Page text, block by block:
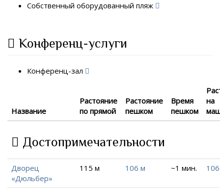
Собственный оборудованный пляж
Конференц-услуги
Конференц-зал
Название
Растояние
по прямой
Растояние
пешком
Время
пешком
на
Достопримечательности
Дворец
«Дюльбер»
115 м 106 м ~1 мин.